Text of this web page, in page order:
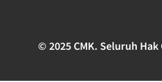
© 2025 CMK. Seluruh